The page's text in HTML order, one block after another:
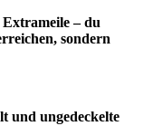
– du
sondern
und ungedeckelte